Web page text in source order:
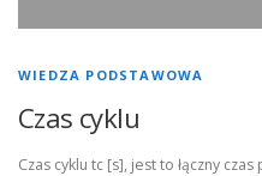
WIEDZA PODSTAWOWA
Czas cyklu
Czas cyklu tc [s], jest to łączny